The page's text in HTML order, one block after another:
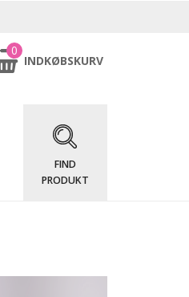
0
INDKØBSKURV
FIND
PRODUKT